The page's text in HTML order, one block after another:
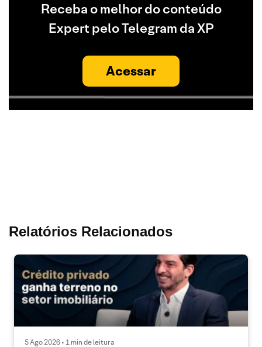
Receba o melhor do conteúdo
Expert pelo Telegram da XP
Acessar
Relatórios Relacionados
5 Ago 2026 • 1 min de leitura